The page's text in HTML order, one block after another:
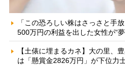
「この恐ろしい株はさっさと手
500万円の利益を出した女性が“
【土俵に埋まるカネ】大の里、
は「懸賞金2826万円」が下位力